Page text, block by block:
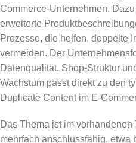
Commerce-Unternehmen.
erweiterte
Prozesse, die helfen, doppelte
vermeiden. Der
Datenqualität, Shop-Struktur
Wachstum passt direkt zu den
Duplicate Content im E-
Das Thema ist im
mehrfach anschlussfähig, etwa